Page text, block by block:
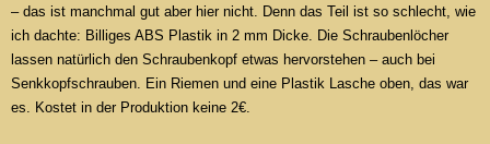
– das ist manchmal gut aber hier nicht. Denn das Teil ist so schlecht, wie
ich dachte: Billiges ABS Plastik in 2 mm Dicke. Die Schraubenlöcher
lassen natürlich den Schraubenkopf etwas hervorstehen – auch bei
Senkkopfschrauben. Ein Riemen und eine Plastik Lasche oben, das war
es. Kostet in der Produktion keine 2€.